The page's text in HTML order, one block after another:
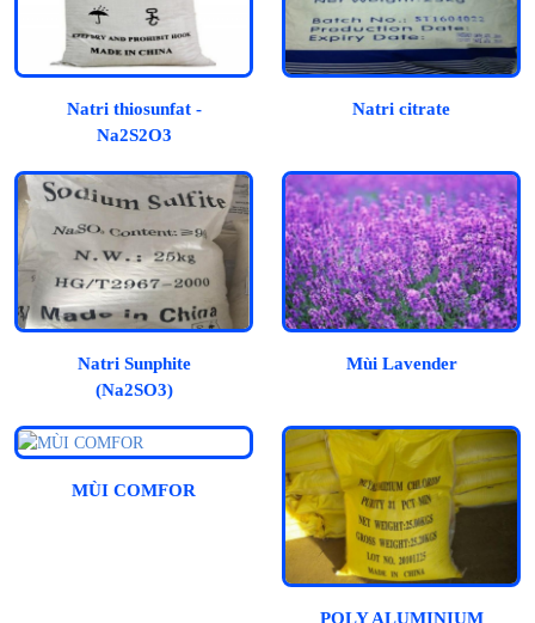
Natri thiosunfat -
Na2S2O3
Natri citrate
Natri Sunphite
(Na2SO3)
Mùi Lavender
MÙI COMFOR
POLY ALUMINIUM